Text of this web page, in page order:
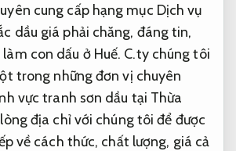
cung cấp hạng mục Dịch vụ
dầu giá phải chăng, đáng tin,
con dấu ở Huế. C.ty chúng tôi
trong những đơn vị chuyên
vực tranh sơn dầu tại Thừa
địa chỉ với chúng tôi để được
về cách thức, chất lượng, giá cả